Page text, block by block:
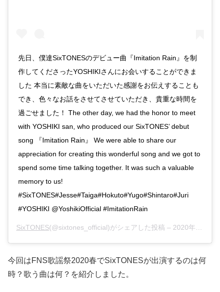
先日、僕達SixTONESのデビュー曲『Imitation Rain』を制
作してくださったYOSHIKIさんにお会いすることができま
した 本当に素敵な曲をいただいた感謝をお伝えすることも
でき、色々なお話をさせてさせていただき、貴重な時間を
過ごせました！ The other day, we had the honor to meet
with YOSHIKI san, who produced our SixTONES’ debut
song 『Imitation Rain』 We were able to share our
appreciation for creating this wonderful song and we got to
spend some time talking together. It was such a valuable
memory to us!
#SixTONES#Jesse#Taiga#Hokuto#Yugo#Shintaro#Juri
#YOSHIKI @YoshikiOfficial #ImitationRain
SixTONES(@sixtones_official)がシェアした投稿 – 2020年 2月月22日午前7時00分PST
今回はFNS歌謡祭2020春でSixTONESが出演するのは何
時？歌う曲は何？を紹介しました。